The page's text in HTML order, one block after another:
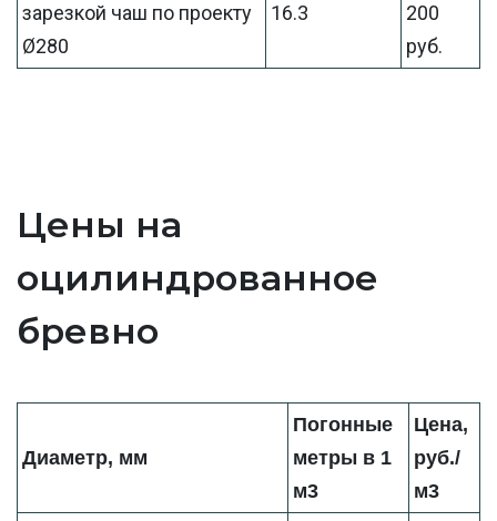
зарезкой чаш по проекту
Ø280
16.3
200
руб.
Цены на
оцилиндрованное
бревно
Диаметр, мм
Погонные
метры в 1
м3
Цена,
руб./
м3